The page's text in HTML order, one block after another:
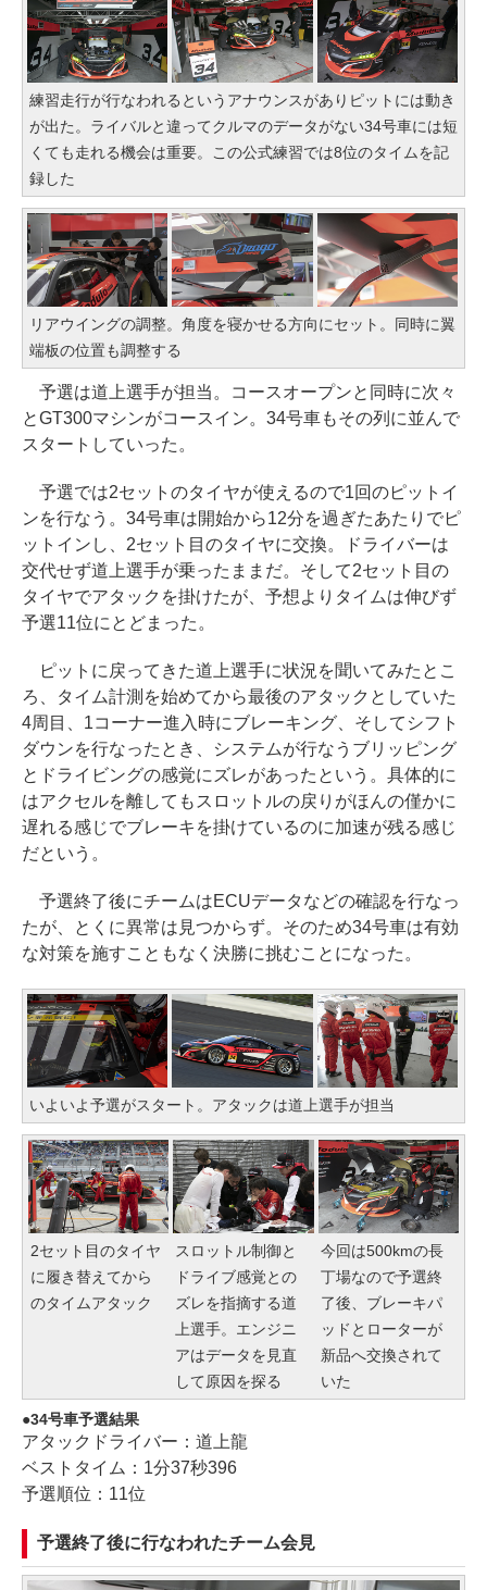
練習走行が行なわれるというアナウンスがありピットには動き
が出た。ライバルと違ってクルマのデータがない34号車には短
くても走れる機会は重要。この公式練習では8位のタイムを記
録した
リアウイングの調整。角度を寝かせる方向にセット。同時に翼
端板の位置も調整する
予選は道上選手が担当。コースオープンと同時に次々
とGT300マシンがコースイン。34号車もその列に並んで
スタートしていった。
予選では2セットのタイヤが使えるので1回のピットイ
ンを行なう。34号車は開始から12分を過ぎたあたりでピ
ットインし、2セット目のタイヤに交換。ドライバーは
交代せず道上選手が乗ったままだ。そして2セット目の
タイヤでアタックを掛けたが、予想よりタイムは伸びず
予選11位にとどまった。
ピットに戻ってきた道上選手に状況を聞いてみたとこ
ろ、タイム計測を始めてから最後のアタックとしていた
4周目、1コーナー進入時にブレーキング、そしてシフト
ダウンを行なったとき、システムが行なうブリッピング
とドライビングの感覚にズレがあったという。具体的に
はアクセルを離してもスロットルの戻りがほんの僅かに
遅れる感じでブレーキを掛けているのに加速が残る感じ
だという。
予選終了後にチームはECUデータなどの確認を行なっ
たが、とくに異常は見つからず。そのため34号車は有効
な対策を施すこともなく決勝に挑むことになった。
いよいよ予選がスタート。アタックは道上選手が担当
2セット目のタイヤ
に履き替えてから
のタイムアタック
スロットル制御と
ドライブ感覚との
ズレを指摘する道
上選手。エンジニ
アはデータを見直
して原因を探る
今回は500kmの長
丁場なので予選終
了後、ブレーキパ
ッドとローターが
新品へ交換されて
いた
34号車予選結果
アタックドライバー：道上龍
ベストタイム：1分37秒396
予選順位：11位
予選終了後に行なわれたチーム会見